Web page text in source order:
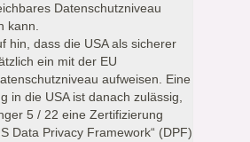
Datenschutzniveau
kann.
hin, dass die USA als sicherer
ein mit der EU
aufweisen. Eine
in die USA ist danach zulässig,
5 / 22 eine Zertifizierung
Data Privacy Framework“ (DPF)